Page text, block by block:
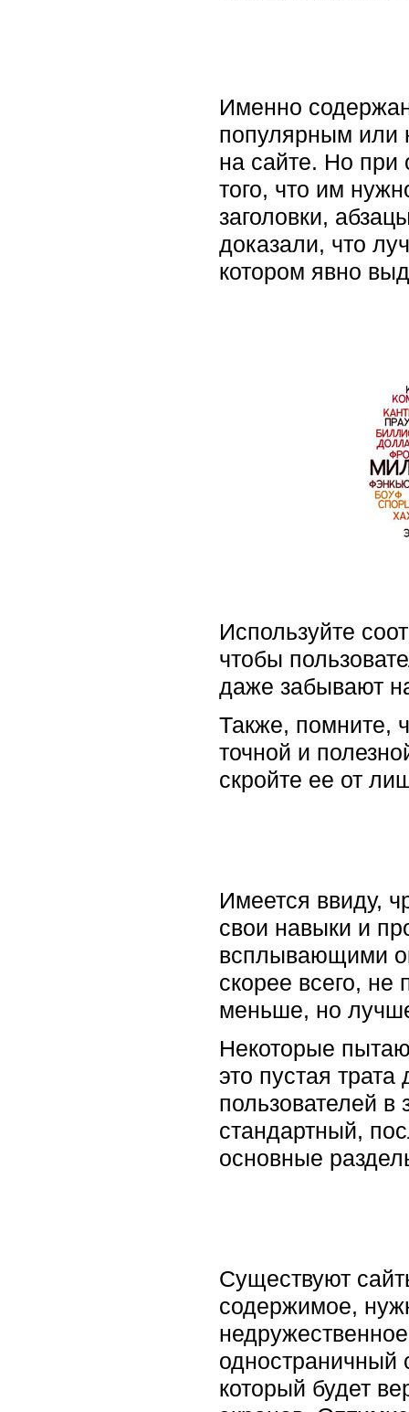
Именно
популярным или
на сайте. Но при
того, что им
заголовки,
доказали, что
котором явно
Используйте
чтобы
даже забывают
Также, помните,
точной и
скройте ее от
Имеется ввиду,
свои навыки и
всплывающими
скорее всего,
меньше, но
Некоторые
это пустая
пользователей в
стандартный,
основные
Существуют
содержимое,
одностраничный
который будет